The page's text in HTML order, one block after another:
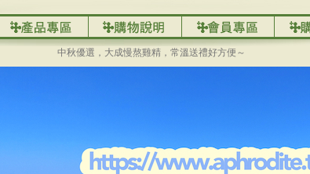
中秋優選，大成慢熬雞精，常溫送禮好方便～